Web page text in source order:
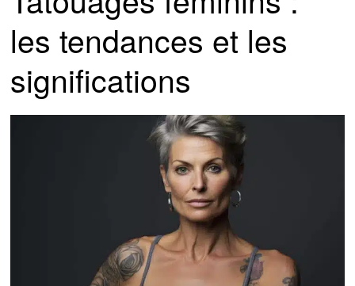
les tendances et les
significations